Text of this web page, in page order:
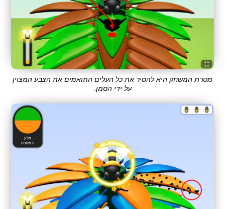
מטרת המשחק היא להסיר את כל העלים התואמים את הצבע המצוין
על ידי הסמן.